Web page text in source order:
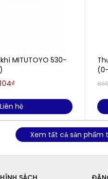
MITUTOYO 530-
Liên hệ
Xem tất cả sản phẩm